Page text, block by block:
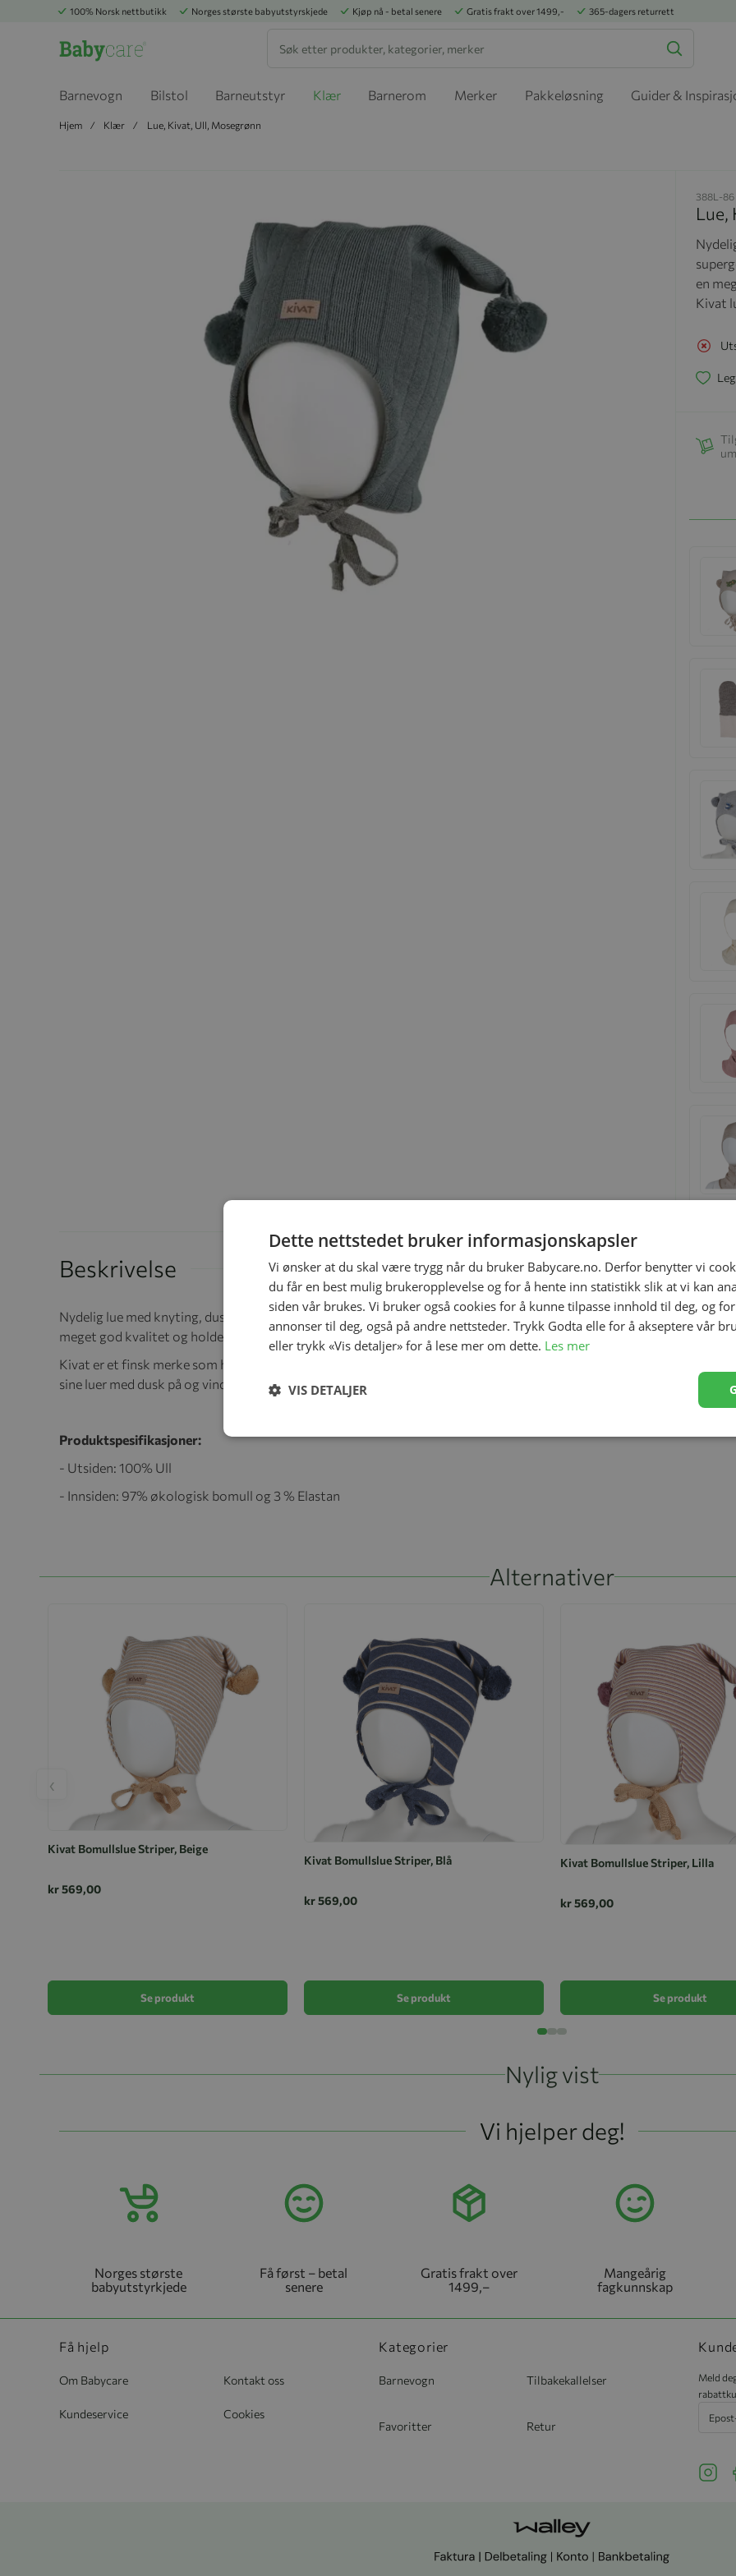
100% Norsk nettbutikk Norges største babyutstyrskjede Kjøp nå - betal senere Gratis frakt over 1499,- 365-dagers returrett
Barnevogn Bilstol Barneutstyr Klær Barnerom Merker Pakkeløsning Guider &
Hjem Klær Lue, Kivat, Ull, Mosegrønn
388L-86
Lue,
en
Kivat
Beskrivelse
Nydelig lue med knyting, dusker og logo. Luen har supergod passform og vindstopper på ørene. Kivat har en
meget god kvalitet og holder seg fin vask etter vask. Kivat luene blir fort en favoritt for både barn og foreldre.
Kivat er et finsk merke som har produsert klær og luer i over 20 år. Disse er ledende på sitt felt og er kjent for
sine luer med dusk på og vindstopper ved ørene
Produktspesifikasjoner:
- Utsiden: 100% Ull
- Innsiden: 97% økologisk bomull og 3 % Elastan
Alternativer
Kivat Bomullslue Striper, Beige
kr 569,00
Se produkt
Kivat Bomullslue Striper, Blå
kr 569,00
Se produkt
Kivat Bomullslue Striper, Lilla
kr 569,00
Se produkt
‹
Nylig vist
Vi hjelper deg!
Norges største
babyutstyrkjede
Få først – betal
senere
Gratis frakt over
1499,–
Mangeårig
fagkunnskap
Få hjelp
Om Babycare Kontakt oss
Kundeservice Cookies
Kategorier
Barnevogn Tilbakekallelser
Favoritter Retur
Meld
See
Dette nettstedet bruker informasjonskapsler
Vi ønsker at du skal være trygg når du bruker Babycare.no. Derfor benytter vi
du får en best mulig brukeropplevelse og for å hente inn statistikk slik at vi kan
siden vår brukes. Vi bruker også cookies for å kunne tilpasse innhold til deg, og
annonser til deg, også på andre nettsteder. Trykk Godta elle for å akseptere vår
eller trykk «Vis detaljer» for å lese mer om dette. Les mer
VIS DETALJER